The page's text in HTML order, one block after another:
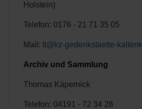
Holstein)
Telefon: 0176 - 21 71 35 05
Mail: tt@kz-gedenkstaette-
Archiv und Sammlung
Thomas Käpernick
Telefon: 04191 - 72 34 28